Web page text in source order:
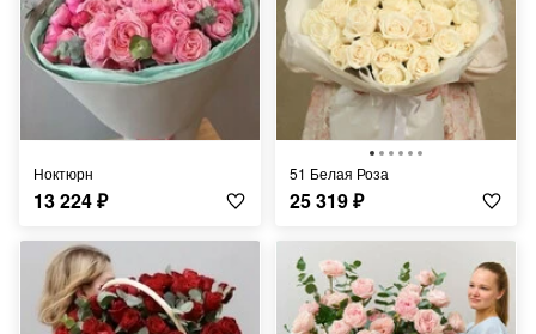
Ноктюрн
13 224₽
51 Белая Роза
25 319₽